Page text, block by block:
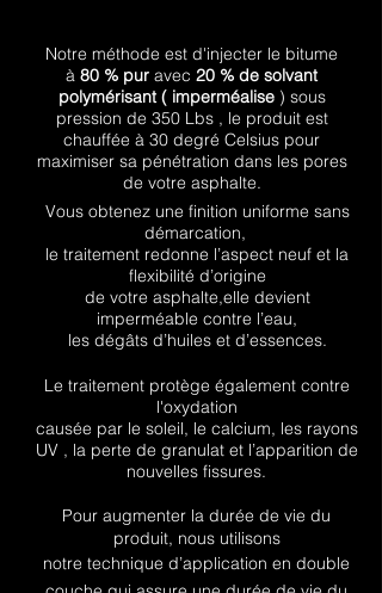
Notre méthode est d'injecter le bitume
à 80 % pur avec 20 % de solvant
polymérisant( imperméalise ) sous
pression de 350 Lbs , le produit est
chauffée à 30 degré Celsius pour
maximiser sa pénétration dans les pores
de votre asphalte.
Vous obtenez une finition uniforme sans
démarcation,
le traitement redonne l’aspect neuf et la
flexibilité d’origine
de votre asphalte,elle devient
imperméable contre l’eau,
les dégâts d’huiles et d’essences.
Le traitement protège également contre
l'oxydation
causée par le soleil, le calcium, les rayons
UV , la perte de granulat et l’apparition de
nouvelles fissures.
Pour augmenter la durée de vie du
produit, nous utilisons
notre technique d’application en double